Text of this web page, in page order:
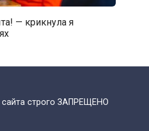
— крикнула я
сайта строго ЗАПРЕЩЕНО